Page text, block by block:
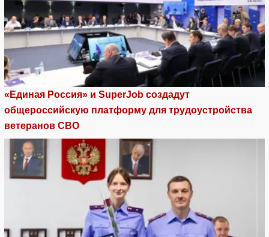
«Единая Россия» и SuperJob создадут
общероссийскую платформу для трудоустройства
ветеранов СВО